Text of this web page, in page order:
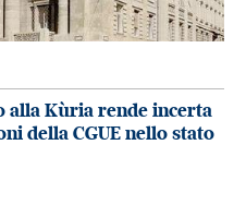
alla Kùria rende incerta
della CGUE nello stato